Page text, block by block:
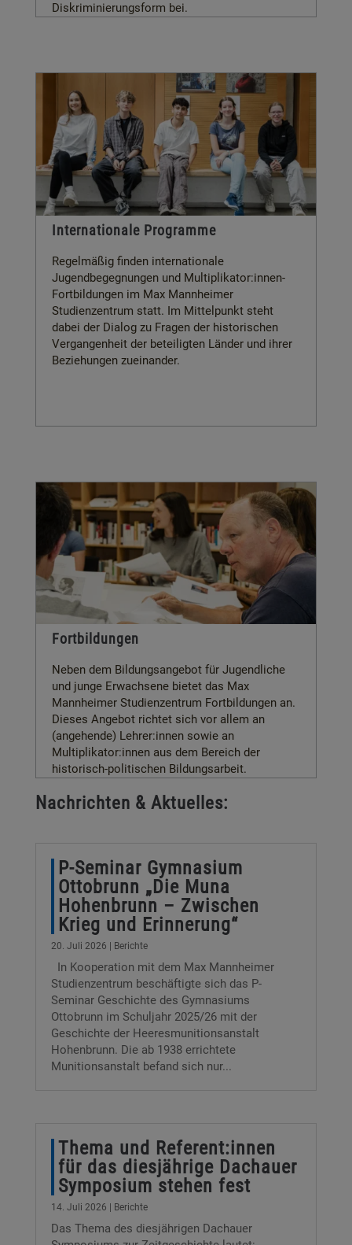
Diskriminierungsform bei.
Internationale Programme
Regelmäßig finden internationale
Jugendbegegnungen und Multiplikator:innen-
Fortbildungen im Max Mannheimer
Studienzentrum statt. Im Mittelpunkt steht
dabei der Dialog zu Fragen der historischen
Vergangenheit der beteiligten Länder und ihrer
Beziehungen zueinander.
Fortbildungen
Neben dem Bildungsangebot für Jugendliche
und junge Erwachsene bietet das Max
Mannheimer Studienzentrum Fortbildungen an.
Dieses Angebot richtet sich vor allem an
(angehende) Lehrer:innen sowie an
Multiplikator:innen aus dem Bereich der
historisch-politischen Bildungsarbeit.
Nachrichten & Aktuelles:
P-Seminar Gymnasium
Ottobrunn „Die Muna
Hohenbrunn – Zwischen
Krieg und Erinnerung“
20. Juli 2026 | Berichte
In Kooperation mit dem Max Mannheimer
Studienzentrum beschäftigte sich das P-
Seminar Geschichte des Gymnasiums
Ottobrunn im Schuljahr 2025/26 mit der
Geschichte der Heeresmunitionsanstalt
Hohenbrunn. Die ab 1938 errichtete
Munitionsanstalt befand sich nur...
Thema und Referent:innen
für das diesjährige Dachauer
Symposium stehen fest
14. Juli 2026 Berichte
Das Thema des diesjährigen Dachauer